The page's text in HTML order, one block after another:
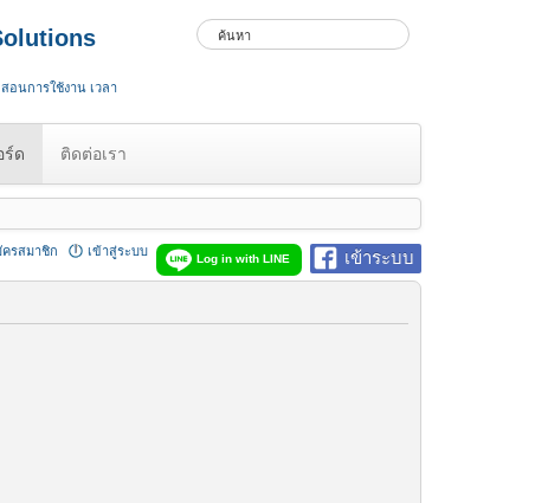
อนการใช้งาน เวลา
ร์ด ติดต่อเรา
เข้าระบบ
Log in with LINE
เข้าสู่ระบบ
รสมาชิก